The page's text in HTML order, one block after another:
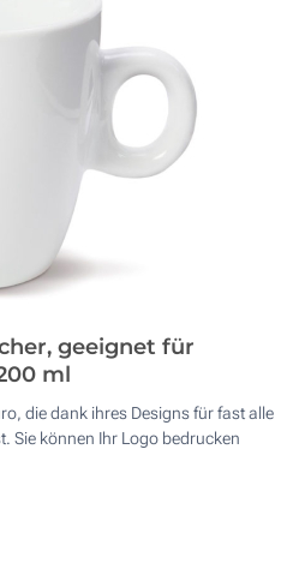
geeignet für
ml
die dank ihres Designs für fast alle
Sie können Ihr Logo bedrucken